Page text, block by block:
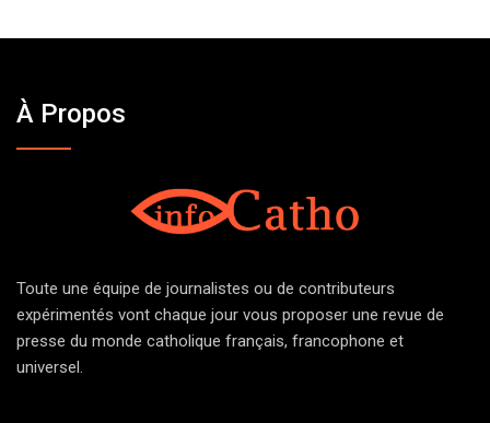
À Propos
Toute une équipe de journalistes ou de contributeurs
expérimentés vont chaque jour vous proposer une revue de
presse du monde catholique français, francophone et
universel.